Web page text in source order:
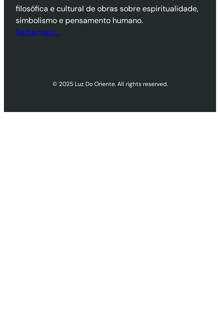
filosófica e cultural de obras sobre espiritualidade,
simbolismo e pensamento humano.
Saiba mais…
© 2025 Luz Do Oriente. All rights reserved.